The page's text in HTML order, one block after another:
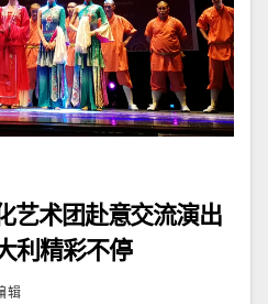
艺术团赴意交流演出
利精彩不停
辑